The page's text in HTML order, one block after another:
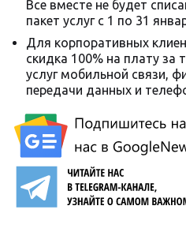
Все вместе не будет
пакет услуг с 1 по 31
Для корпоративных
скидка 100% на плату за
услуг мобильной связи,
передачи данных и